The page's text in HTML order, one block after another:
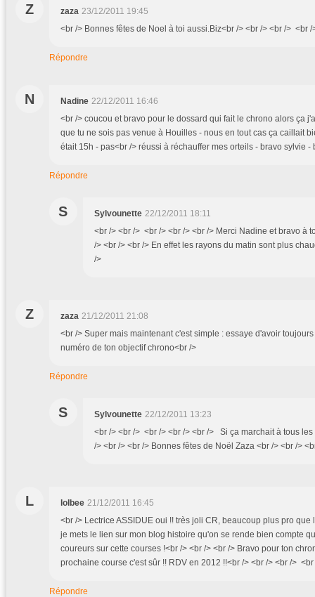
Z zaza 23/12/2011 19:45
<br /> Bonnes fêtes de Noel à toi aussi.Biz<br /> <br /> <br /> <br /
Répondre
N Nadine 22/12/2011 16:46
<br /> coucou et bravo pour le dossard qui fait le chrono alors ça
que tu ne sois pas venue à Houilles - nous en tout cas ça caillait
était 15h - pas<br /> réussi à réchauffer mes orteils - bravo sylvie -
Répondre
S Sylvounette 22/12/2011 18:11
<br /> <br /> <br /> <br /> <br /> Merci Nadine et bravo à
/> <br /> <br /> En effet les rayons du matin sont plus
/>
Z zaza 21/12/2011 21:08
<br /> Super mais maintenant c'est simple : essaye d'avoir
numéro de ton objectif chrono<br />
Répondre
S Sylvounette 22/12/2011 13:23
<br /> <br /> <br /> <br /> <br /> Si ça marchait à tous
/> <br /> <br /> Bonnes fêtes de Noël Zaza <br /> <br />
L lolbee 21/12/2011 16:45
<br /> Lectrice ASSIDUE oui !! très joli CR, beaucoup plus pro que
je mets le lien sur mon blog histoire qu'on se rende bien compte
coureurs sur cette courses !<br /> <br /> <br /> Bravo pour ton
prochaine course c'est sûr !! RDV en 2012 !!<br /> <br /> <br /> <br
Répondre